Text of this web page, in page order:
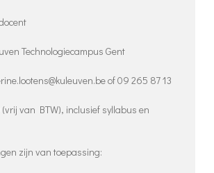
Technologiecampus Gent
of 09 265 87 13
van BTW), inclusief syllabus en
zijn van toepassing: